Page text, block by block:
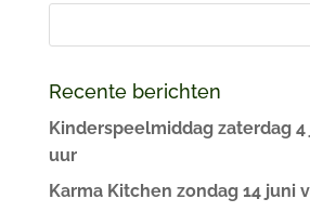
Recente berichten
Kinderspeelmiddag zaterdag 4
uur
Karma Kitchen zondag 14 juni